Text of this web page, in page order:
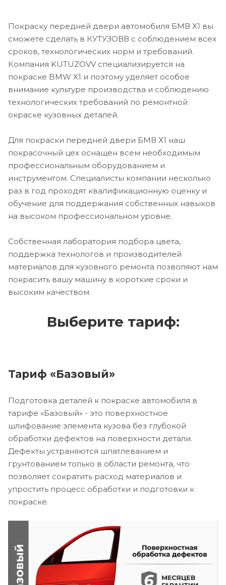
Покраску передней двери автомобиля БМВ Х1 вы
сможете сделать в КУТУЗОВВ с соблюдением всех
сроков, технологических норм и требований.
Компания KUTUZOVV специализируется на
покраске BMW X1 и поэтому уделяет особое
внимание культуре производства и соблюдению
технологических требований по ремонтной
окраске кузовных деталей.
Для покраски передней двери БМВ Х1 наш
покрасочный цех оснащен всем необходимым
профессиональным оборудованием и
инструментом. Специалисты компании несколько
раз в год проходят квалификационную оценку и
обучение для поддержания собственных навыков
на высоком профессиональном уровне.
Собственная лаборатория подбора цвета,
поддержка технологов и производителей
материалов для кузовного ремонта позволяют нам
покрасить вашу машину в короткие сроки и
высоким качеством.
Выберите тариф:
Тариф «Базовый»
Подготовка деталей к покраске автомобиля в
тарифе «Базовый» - это поверхностное
шлифование элемента кузова без глубокой
обработки дефектов на поверхности детали.
Дефекты устраняются шпатлеванием и
грунтованием только в области ремонта, что
позволяет сократить расход материалов и
упростить процесс обработки и подготовки к
покраске.